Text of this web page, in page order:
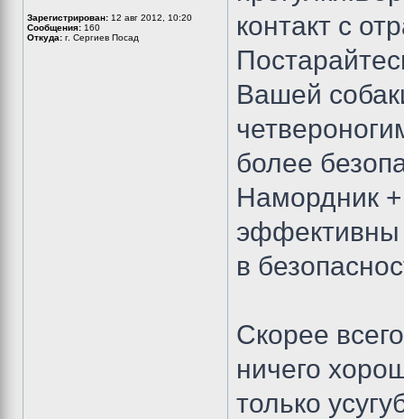
Зарегистрирован: 12 авг 2012, 10:20
Сообщения: 160
Откуда: г. Сергиев Посад
контакт с
Вашей
более
Намордник +
эффективны
в
Скорее
ничего
только